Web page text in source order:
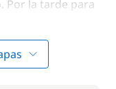
Por la tarde para